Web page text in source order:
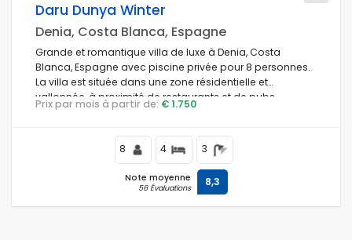
Catégories supplémentaires
Daru Dunya Winter
Denia, Costa Blanca, Espagne
Grande et romantique villa de luxe à Denia, Costa
Blanca, Espagne avec piscine privée pour 8 personnes.
La villa est située dans une zone résidentielle et
vallonnée, à proximité de restaurants et de pubs.
Prix par mois à partir de: € 1.750
8 4 3
Note moyenne
56 Évaluations 8,3